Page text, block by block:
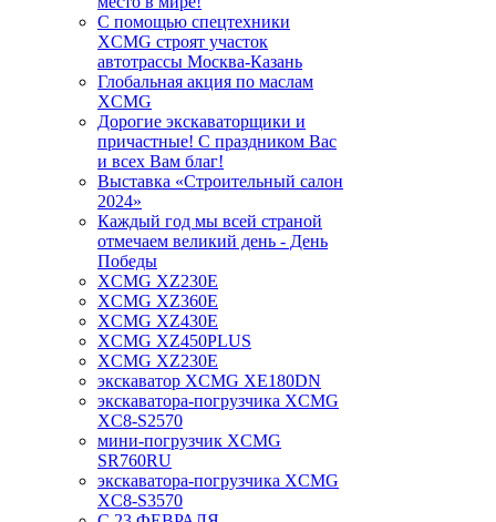
С помощью спецтехники
XCMG строят участок
автотрассы Москва-Казань
Глобальная акция по маслам
XCMG
Дорогие экскаваторщики и
причастные! С праздником Вас
и всех Вам благ!
Выставка «Строительный салон
2024»
Каждый год мы всей страной
отмечаем великий день - День
Победы
XCMG XZ230E
XCMG XZ360E
XCMG XZ430E
XCMG XZ450PLUS
XCMG XZ230E
экскаватор XCMG XE180DN
экскаватора-погрузчика XCMG
XC8-S2570
мини-погрузчик XCMG
SR760RU
экскаватора-погрузчика XCMG
XC8-S3570